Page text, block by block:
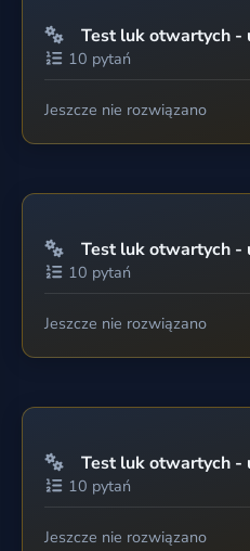
Test luk otwartych -
10 pytań
Jeszcze nie rozwiązano
Test luk otwartych -
10 pytań
Jeszcze nie rozwiązano
Test luk otwartych -
10 pytań
Jeszcze nie rozwiązano